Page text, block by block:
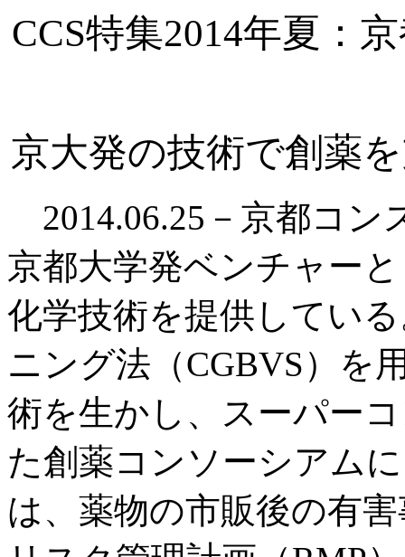
CCS特集2014年夏：
京大発の技術で創薬
2014.06.25－京都コン
京都大学発ベンチャー
化学技術を提供してい
ニング法（CGBVS）を
術を生かし、スーパー
た創薬コンソーシアム
は、薬物の市販後の有